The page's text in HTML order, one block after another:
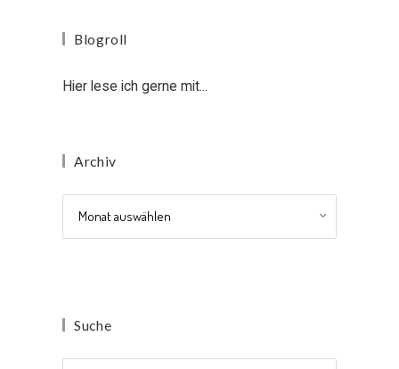
Blogroll
Hier lese ich gerne mit...
Archiv
Suche